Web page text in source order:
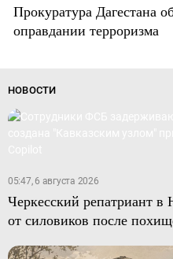
Прокуратура Дагестана
оправдании терроризма
НОВОСТИ
05:47, 6 августа 2026
Черкесский репатриант в
от силовиков после